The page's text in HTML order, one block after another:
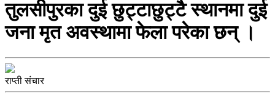
तुलसीपुरका दुई छुट्टाछुट्टै स्थानमा दुई
जना मृत अवस्थामा फेला परेका छन् ।
राप्ती संचार